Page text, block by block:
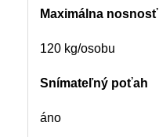
Maximálna nosnosť
120 kg/osobu
Snímateľný poťah
áno